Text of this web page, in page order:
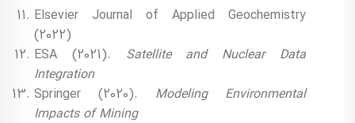
Elsevier Journal of Applied Geochemistry
(2022)
ESA (2021). Satellite and Nuclear Data
Integration
Springer (2020). Modeling Environmental
Impacts of Mining